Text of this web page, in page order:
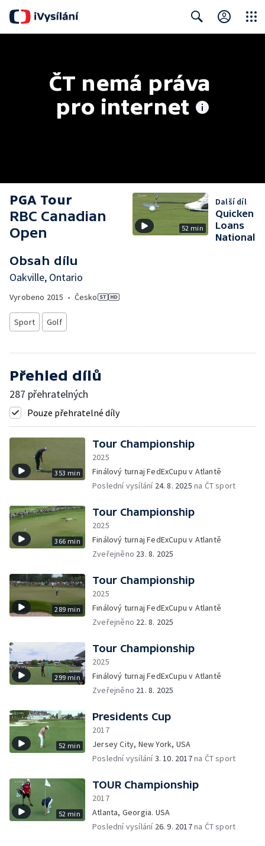
ČT nemá práva
pro internet
PGA Tour
RBC Canadian
Open
Obsah dílu
Oakville, Ontario
Vyrobeno 2015 • Česko
Sport Golf
52 min
Další díl
Quicken
Loans
National
Přehled dílů
287 přehratelných
Pouze přehratelné díly
353 min
Tour Championship
2025
Finálový turnaj FedExCupu v Atlantě
Poslední vysílání 24. 8. 2025 na ČT sport
366 min
Tour Championship
2025
Finálový turnaj FedExCupu v Atlantě
Zveřejněno 23. 8. 2025
289 min
Tour Championship
2025
Finálový turnaj FedExCupu v Atlantě
Zveřejněno 22. 8. 2025
299 min
Tour Championship
2025
Finálový turnaj FedExCupu v Atlantě
Zveřejněno 21. 8. 2025
52 min
Presidents Cup
2017
Jersey City, New York, USA
Poslední vysílání3. 10. 2017na ČT sport
52 min
TOUR Championship
2017
Atlanta, Georgia. USA
Poslední vysílání 26. 9. 2017na ČT sport